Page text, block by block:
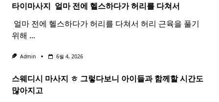
타이마사지 ​ 얼마 전에 헬스하다가 허리를 다쳐서
​ 얼마 전에 헬스하다가 허리를 다쳐서 허리 근육을 풀기
위해 ...
Admin 6월 4, 2026
스웨디시 마사지 ㅎ 그렇다보니 아이들과 함께할 시간도
많아지고